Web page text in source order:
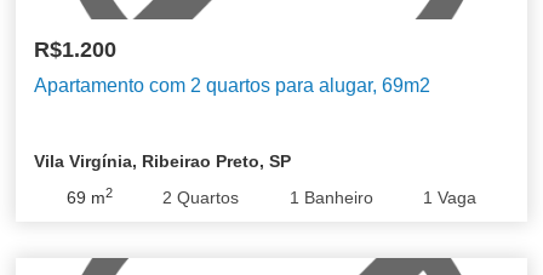
R$1.200
Apartamento com 2 quartos para alugar, 69m2
Vila Virgínia, Ribeirao Preto, SP
69 m2 2 Quartos 1 Banheiro 1 Vaga